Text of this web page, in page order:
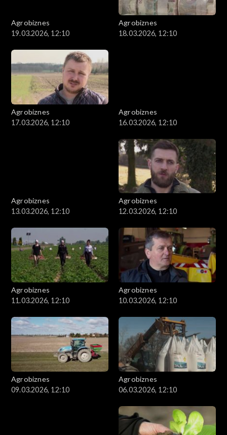
Agrobiznes
19.03.2026, 12:10
Agrobiznes
18.03.2026, 12:10
Agrobiznes
17.03.2026, 12:10
Agrobiznes
16.03.2026, 12:10
Agrobiznes
13.03.2026, 12:10
Agrobiznes
12.03.2026, 12:10
Agrobiznes
11.03.2026, 12:10
Agrobiznes
10.03.2026, 12:10
Agrobiznes
09.03.2026, 12:10
Agrobiznes
06.03.2026, 12:10